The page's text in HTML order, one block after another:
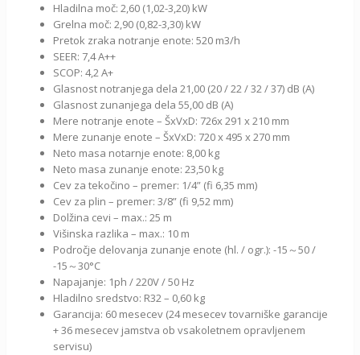
Hladilna moč: 2,60 (1,02-3,20) kW
Grelna moč: 2,90 (0,82-3,30) kW
Pretok zraka notranje enote: 520 m3/h
SEER: 7,4 A++
SCOP: 4,2 A+
Glasnost notranjega dela 21,00 (20 / 22 / 32 / 37) dB (A)
Glasnost zunanjega dela 55,00 dB (A)
Mere notranje enote – ŠxVxD: 726x 291 x 210 mm
Mere zunanje enote – ŠxVxD: 720 x 495 x 270 mm
Neto masa notarnje enote: 8,00 kg
Neto masa zunanje enote: 23,50 kg
Cev za tekočino – premer: 1/4” (fi 6,35 mm)
Cev za plin – premer: 3/8” (fi 9,52 mm)
Dolžina cevi – max.: 25 m
Višinska razlika – max.: 10 m
Področje delovanja zunanje enote (hl. / ogr.): -15～50 /
-15～30°C
Napajanje: 1ph / 220V / 50 Hz
Hladilno sredstvo: R32 – 0,60 kg
Garancija: 60 mesecev (24 mesecev tovarniške garancije
+ 36 mesecev jamstva ob vsakoletnem opravljenem
servisu)